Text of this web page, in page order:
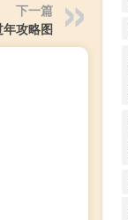
下一篇
攻略图